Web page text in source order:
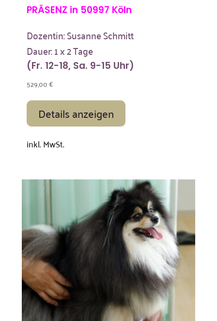
PRÄSENZ in 50997 Köln
Dozentin: Susanne Schmitt
Dauer: 1 x 2 Tage
(Fr. 12-18, Sa. 9-15 Uhr)
529,00€
Details anzeigen
inkl. MwSt.